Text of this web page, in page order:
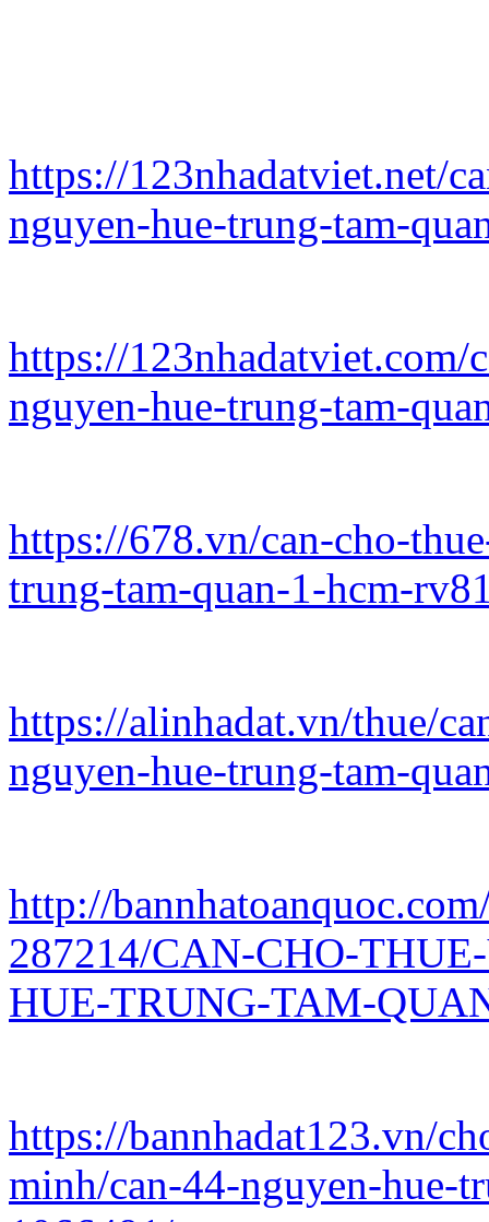
https://123nhadatviet.net/
nguyen-hue-trung-tam-
https://123nhadatviet.com/
nguyen-hue-trung-tam-
https://678.vn/can-cho-
trung-tam-quan-1-hcm-
https://alinhadat.vn/thue/
nguyen-hue-trung-tam-
http://
287214/CAN-CHO-
HUE-TRUNG-TAM-
https://bannhadat123.vn/
minh/can-44-nguyen-hue-